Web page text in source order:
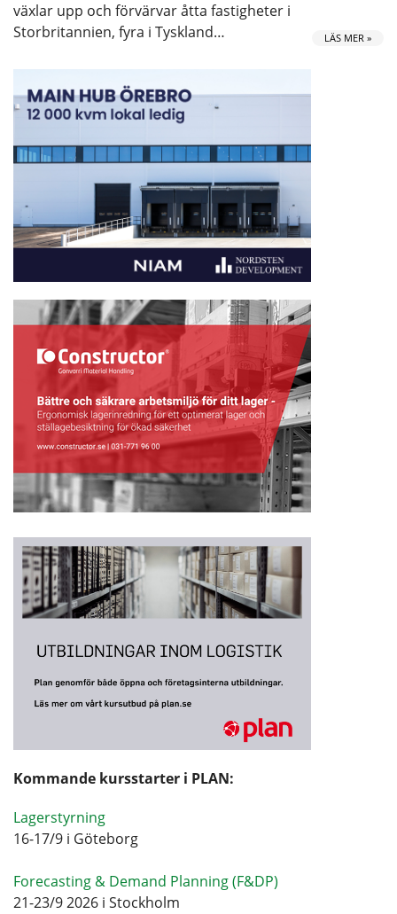
växlar upp och förvärvar åtta fastigheter i
Storbritannien, fyra i Tyskland…
LÄS MER »
Kommande kursstarter i PLAN:
Lagerstyrning
16-17/9 i Göteborg
Forecasting & Demand Planning (F&DP)
21-23/9 2026 i Stockholm